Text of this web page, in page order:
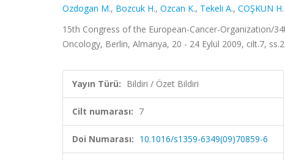
Ozdogan M., Bozcuk H., Ozcan K., Tekeli A., COŞKUN H.
15th Congress of the European-Cancer-Organization/
Oncology, Berlin, Almanya, 20 - 24 Eylül 2009, cilt.7,
Yayın Türü: Bildiri / Özet Bildiri
Cilt numarası: 7
Doi Numarası: 10.1016/s1359-6349(09)70859-6